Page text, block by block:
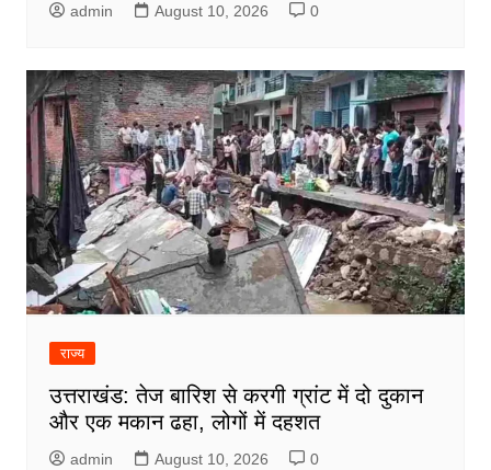
admin August 10, 2026 0
राज्य
उत्तराखंड: तेज बारिश से करगी ग्रांट में दो दुकान
और एक मकान ढहा, लोगों में दहशत
admin August 10, 2026 0